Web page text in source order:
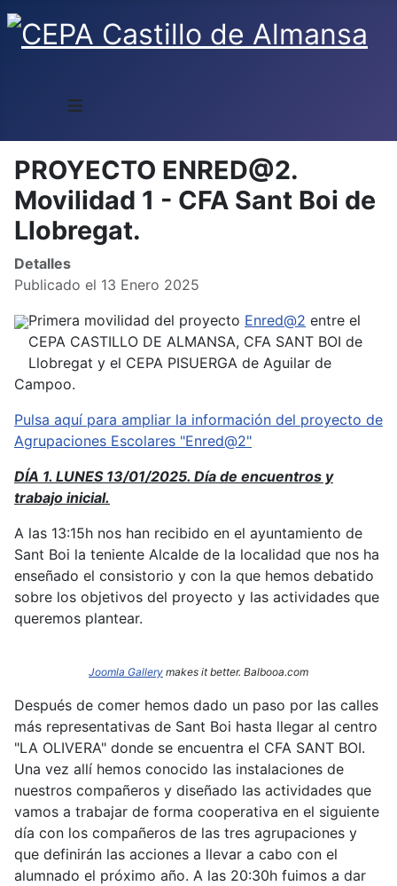
≡
PROYECTO ENRED@2.
Movilidad 1 - CFA Sant Boi de
Llobregat.
Detalles
Publicado el 13 Enero 2025
Primera movilidad del proyecto Enred@2 entre el
CEPA CASTILLO DE ALMANSA, CFA SANT BOI de
Llobregat y el CEPA PISUERGA de Aguilar de
Campoo.
Pulsa aquí para ampliar la información del proyecto de
Agrupaciones Escolares "Enred@2"
DÍA 1. LUNES 13/01/2025. Día de encuentros y
trabajo inicial.
A las 13:15h nos han recibido en el ayuntamiento de
Sant Boi la teniente Alcalde de la localidad que nos ha
enseñado el consistorio y con la que hemos debatido
sobre los objetivos del proyecto y las actividades que
queremos plantear.
Joomla Gallery makes it better. Balbooa.com
Después de comer hemos dado un paso por las calles
más representativas de Sant Boi hasta llegar al centro
"LA OLIVERA" donde se encuentra el CFA SANT BOI.
Una vez allí hemos conocido las instalaciones de
nuestros compañeros y diseñado las actividades que
vamos a trabajar de forma cooperativa en el siguiente
día con los compañeros de las tres agrupaciones y
que definirán las acciones a llevar a cabo con el
alumnado el próximo año. A las 20:30h fuimos a dar